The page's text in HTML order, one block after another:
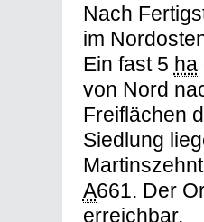
Nach
im
Ein fast 5 ha
von Nord
Freiflächen
Siedlung
A661. Der
erreichbar.